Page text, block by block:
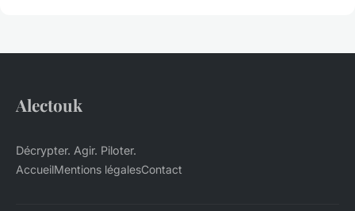
Alectouk
Décrypter. Agir. Piloter.
AccueilMentions légalesContact